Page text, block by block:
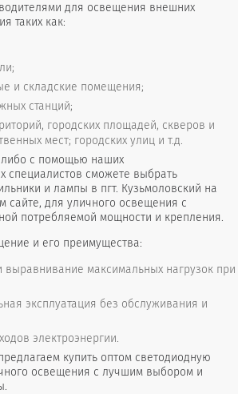
для освещения внешних
таких как:
и складские помещения;
станций;
городских площадей, скверов и
мест; городских улиц и т.д.
либо с помощью наших
специалистов сможете выбрать
и лампы в пгт. Кузьмоловский на
для уличного освещения с
потребляемой мощности и крепления.
и его преимущества:
максимальных нагрузок при
эксплуатация без обслуживания и
электроэнергии.
купить оптом светодиодную
освещения с лучшим выбором и